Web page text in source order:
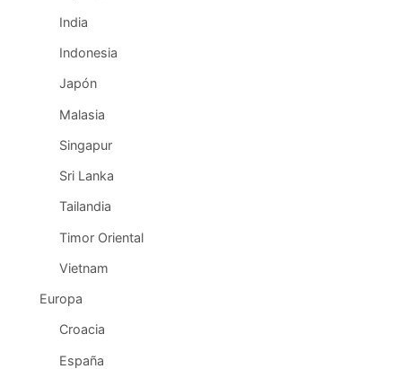
India
Indonesia
Japón
Malasia
Singapur
Sri Lanka
Tailandia
Timor Oriental
Vietnam
Europa
Croacia
España